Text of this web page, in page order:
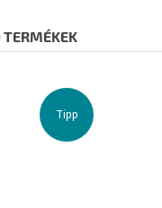
TERMÉKEK
Tipp